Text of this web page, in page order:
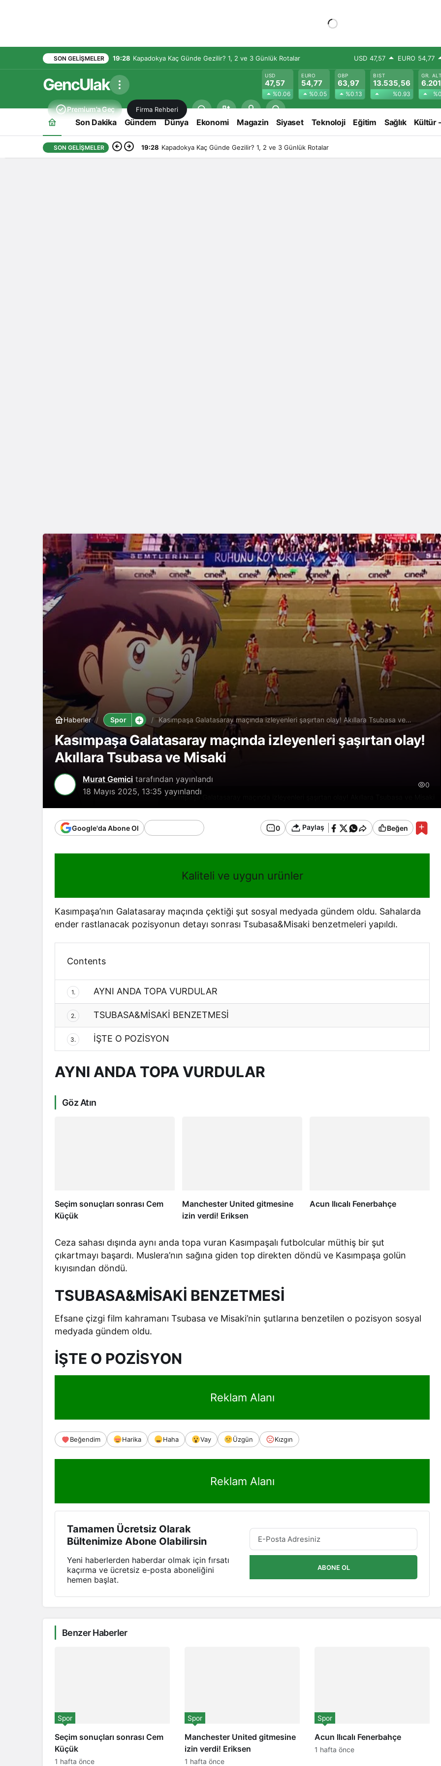
SON GELIŞMELER 19:28 Kapadokya Kaç Günde Gezilir? 1, 2 ve 3 Günlük Rotalar USD 47,57 EURO 54,77
GencUlak USD
47,57
%0.06
EURO
54,77
%0.05
GBP
63,97
%0.13
BIST
13.535,56
%0.93
GR.
Premium'a Geç Firma Rehberi
Son Dakika Gündem Dünya Ekonomi Magazin Siyaset Teknoloji Eğitim Sağlık Kültür
SON GELIŞMELER 19:28 Kapadokya Kaç Günde Gezilir? 1, 2 ve 3 Günlük Rotalar
Kasımpaşa Galatasaray maçında izleyenleri şaşırtan olay! Akıllara Tsubasa ve Misaki
Haberler Spor
Kasımpaşa Galatasaray maçında izleyenleri şaşırtan olay! Akıllara Tsubasa ve
Misaki
Kasımpaşa Galatasaray maçında izleyenleri şaşırtan olay!
Akıllara Tsubasa ve Misaki
Murat Gemici tarafından yayınlandı
18 Mayıs 2025, 13:35 yayınlandı
0
Google'da Abone Ol 0 Paylaş Beğen
Kaliteli ve uygun urünler
Kasımpaşa’nın Galatasaray maçında çektiği şut sosyal medyada gündem oldu. Sahalarda
ender rastlanacak pozisyonun detayı sonrası Tsubasa&Misaki benzetmeleri yapıldı.
Contents
1. AYNI ANDA TOPA VURDULAR
2. TSUBASA&MİSAKİ BENZETMESİ
3. İŞTE O POZİSYON
AYNI ANDA TOPA VURDULAR
Göz Atın
Seçim sonuçları sonrası Cem
Küçük
Manchester United gitmesine
izin verdi! Eriksen
Acun Ilıcalı Fenerbahçe
Ceza sahası dışında aynı anda topa vuran Kasımpaşalı futbolcular müthiş bir şut
çıkartmayı başardı. Muslera’nın sağına giden top direkten döndü ve Kasımpaşa golün
kıyısından döndü.
TSUBASA&MİSAKİ BENZETMESİ
Efsane çizgi film kahramanı Tsubasa ve Misaki’nin şutlarına benzetilen o pozisyon sosyal
medyada gündem oldu.
İŞTE O POZİSYON
Reklam Alanı
Beğendim Harika Haha Vay Üzgün Kızgın
Reklam Alanı
Tamamen Ücretsiz Olarak
Bültenimize Abone Olabilirsin
Yeni haberlerden haberdar olmak için fırsatı
kaçırma ve ücretsiz e-posta aboneliğini
hemen başlat.
ABONE OL
Benzer Haberler
Seçim sonuçları sonrası Cem
Küçük
Spor
1 hafta önce
Manchester United gitmesine
izin verdi! Eriksen
Spor
1 hafta önce
Acun Ilıcalı Fenerbahçe
Spor
1 hafta önce